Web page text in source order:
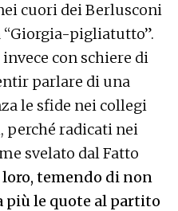
cuori dei Berlusconi
pigliatutto”.
con schiere di
parlare di una
le sfide nei collegi
perché radicati nei
svelato dal Fatto
temendo di non
più le quote al partito